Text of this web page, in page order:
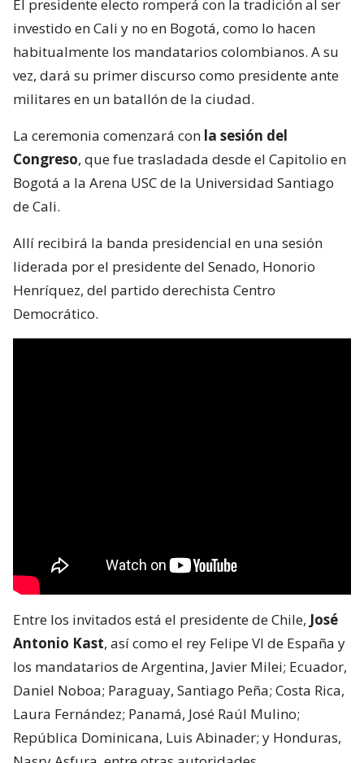
El presidente electo romperá con la tradición al ser
investido en Cali y no en Bogotá, como lo hacen
habitualmente los mandatarios colombianos. A su
vez, dará su primer discurso como presidente ante
militares en un batallón de la ciudad.
La ceremonia comenzará con la sesión del
Congreso, que fue trasladada desde el Capitolio en
Bogotá a la Arena USC de la Universidad Santiago
de Cali.
Allí recibirá la banda presidencial en una sesión
liderada por el presidente del Senado, Honorio
Henríquez, del partido derechista Centro
Democrático.
Entre los invitados está el presidente de Chile, José
Antonio Kast, así como el rey Felipe VI de España y
los mandatarios de Argentina, Javier Milei; Ecuador,
Daniel Noboa; Paraguay, Santiago Peña; Costa Rica,
Laura Fernández; Panamá, José Raúl Mulino;
República Dominicana, Luis Abinader; y Honduras,